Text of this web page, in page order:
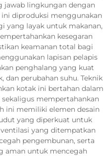
lingkungan dengan
diproduksi menggunakan
yang layak untuk makanan,
kesegaran
keamanan total bagi
lapisan pelapis
penghalang yang kuat
dan perubahan suhu. Teknik
kotak ini bertahan dalam
mempertahankan
ini memiliki elemen desain
yang diperkuat untuk
yang ditempatkan
pengembunan, serta
aman untuk mencegah